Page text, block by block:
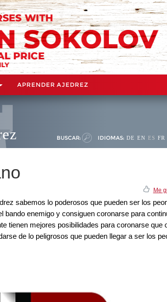
APRENDER AJEDREZ
BUSCAR: IDIOMAS: DE EN ES FR
Me
sabemos lo poderosos que pueden ser los
bando enemigo y consiguen coronarse para
tienen mejores posibilidades para coronarse que
de lo peligrosos que pueden llegar a ser los